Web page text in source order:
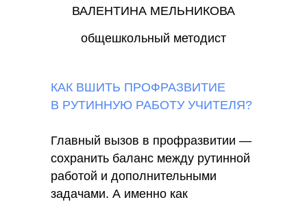
КАК ВШИТЬ ПРОФРАЗВИТИЕ
В РУТИННУЮ РАБОТУ УЧИТЕЛЯ?
Главный вызов в профразвитии —
сохранить баланс между рутинной
работой и дополнительными
задачами. А именно как
общешкольный методист
ВАЛЕНТИНА МЕЛЬНИКОВА